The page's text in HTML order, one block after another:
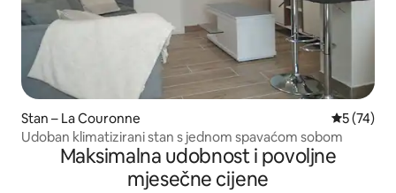
Stan – La Couronne Prosječna
5 (74)
Udoban klimatizirani stan s jednom spavaćom sobom
Maksimalna udobnost i povoljne
mjesečne cijene